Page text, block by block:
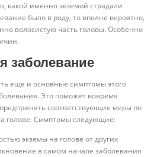
какой именно экземой страдали
было в роду, то вполне вероятно,
волосистую часть головы. Особенно
заболевание
еще и основные симптомы этого
Это поможет вовремя
соответствующие меры по
голове. Симптомы следующие:
экземы на голове от других
в самом начале заболевания